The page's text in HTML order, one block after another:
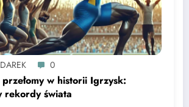
0
w historii Igrzysk:
rekordy świata